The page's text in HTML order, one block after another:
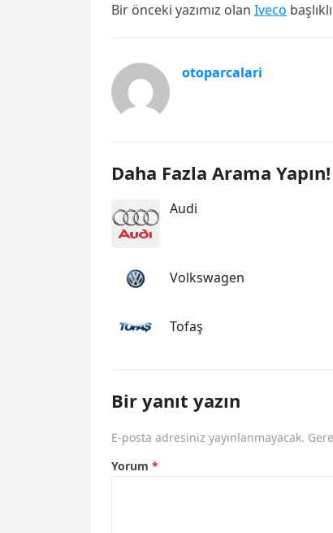
Bir önceki yazımız olan Iveco
otoparcalari
Daha Fazla Arama Yapın!
Audi
Volkswagen
Tofaş
Bir yanıt yazın
E-posta adresiniz yayınlanmayacak.
Yorum *